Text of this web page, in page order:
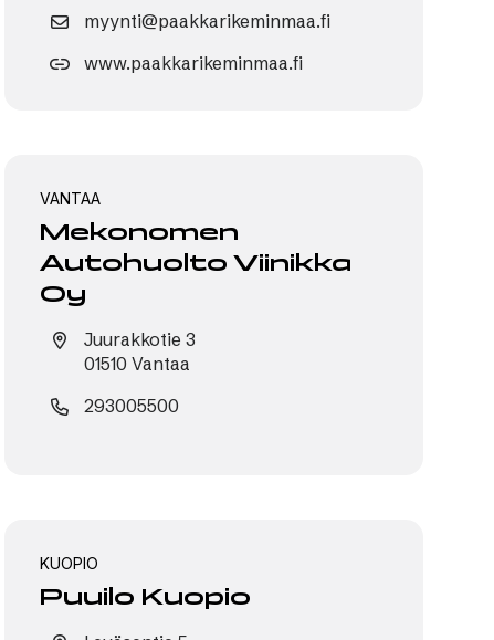
myynti@paakkarikeminmaa.fi
www.paakkarikeminmaa.fi
VANTAA
Mekonomen
Autohuolto Viinikka
Oy
Juurakkotie 3
01510 Vantaa
293005500
KUOPIO
Puuilo Kuopio